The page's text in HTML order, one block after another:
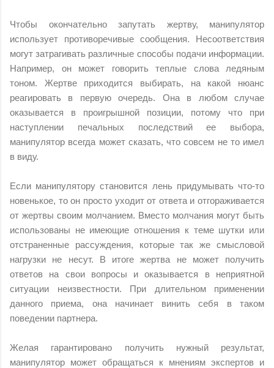
Чтобы окончательно запутать жертву, манипулятор
использует противоречивые сообщения. Несоответствия
могут затрагивать различные способы подачи информации.
Например, он может говорить теплые слова ледяным
тоном. Жертве приходится выбирать, на какой нюанс
реагировать в первую очередь. Она в любом случае
оказывается в проигрышной позиции, потому что при
наступлении печальных последствий ее выбора,
манипулятор всегда может сказать, что совсем не то имел
в виду.
Если манипулятору становится лень придумывать что-то
новенькое, то он просто уходит от ответа и отгораживается
от жертвы своим молчанием. Вместо молчания могут быть
использованы не имеющие отношения к теме шутки или
отстраненные рассуждения, которые так же смысловой
нагрузки не несут. В итоге жертва не может получить
ответов на свои вопросы и оказывается в неприятной
ситуации неизвестности. При длительном применении
данного приема, она начинает винить себя в таком
поведении партнера.
Желая гарантировано получить нужный результат,
манипулятор может обращаться к мнениям экспертов и